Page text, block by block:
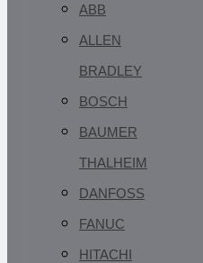
ABB
ALLEN
BRADLEY
BOSCH
BAUMER
THALHEIM
DANFOSS
FANUC
HITACHI